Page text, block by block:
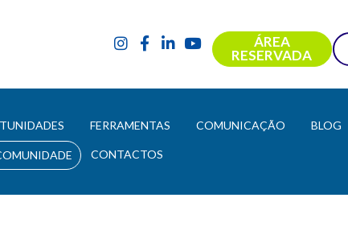
ÁREA
RESERVADA
FERRAMENTAS COMUNICAÇÃO BLOG
CONTACTOS